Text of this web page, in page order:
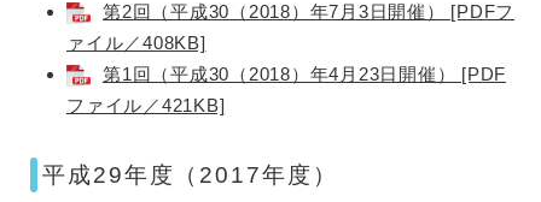
第2回（平成30（2018）年7月3日開催） [PDFフ
ァイル／408KB]
第1回（平成30（2018）年4月23日開催） [PDF
ファイル／421KB]
平成29年度（2017年度）